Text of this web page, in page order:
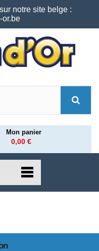
notre site belge :
or.be
Mon panier
0,00 €